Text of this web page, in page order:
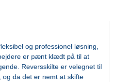
og professionel løsning,
er pænt klædt på til at
Reversskilte er velegnet til
og da det er nemt at skifte